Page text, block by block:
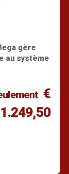
gère
au système
€
1.249,50